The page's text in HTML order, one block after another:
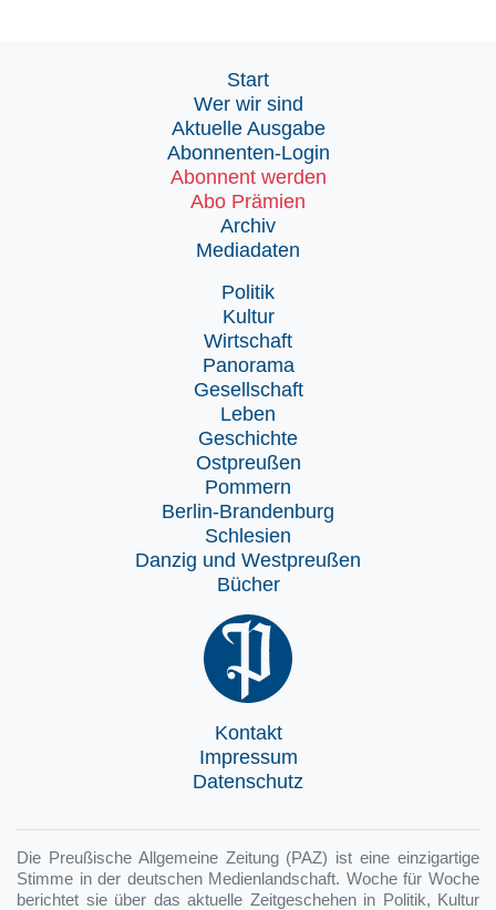
Start
Wer wir sind
Aktuelle Ausgabe
Abonnenten-Login
Abonnent werden
Abo Prämien
Archiv
Mediadaten
Politik
Kultur
Wirtschaft
Panorama
Gesellschaft
Leben
Geschichte
Ostpreußen
Pommern
Berlin-Brandenburg
Schlesien
Danzig und Westpreußen
Bücher
Kontakt
Impressum
Datenschutz
Die Preußische Allgemeine Zeitung (PAZ) ist eine einzigartige
Stimme in der deutschen Medienlandschaft. Woche für Woche
berichtet sie über das aktuelle Zeitgeschehen in Politik, Kultur